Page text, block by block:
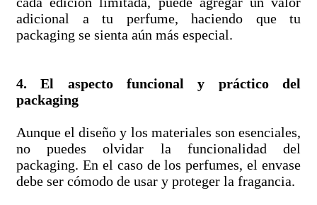
adicional a tu perfume, haciendo que tu
packaging se sienta aún más especial.
4. El aspecto funcional y práctico del
packaging
Aunque el diseño y los materiales son esenciales,
no puedes olvidar la funcionalidad del
packaging. En el caso de los perfumes, el envase
debe ser cómodo de usar y proteger la fragancia.